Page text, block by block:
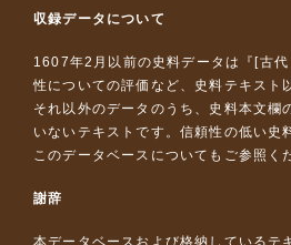
収録データについて
1607年2月以前の史料データは『 [古
性についての評価など、史料テキスト
それ以外のデータのうち、史料本文
いないテキストです。信頼性の低い
このデータベースについて もご参照く
謝辞
本データベースおよび格納しているテ